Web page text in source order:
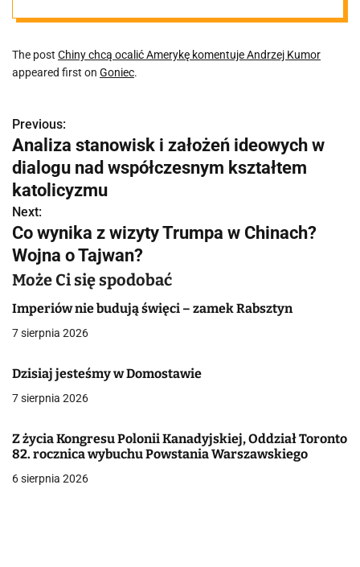
The post Chiny chcą ocalić Amerykę komentuje Andrzej Kumor
appeared first on Goniec.
N
a
w
i
g
a
c
j
a
w
p
i
Previous:
Analiza stanowisk i założeń ideowych w
dialogu nad współczesnym kształtem
katolicyzmu
Next:
Co wynika z wizyty Trumpa w Chinach?
Wojna o Tajwan?
Może Ci się spodobać
Imperiów nie budują święci – zamek Rabsztyn
7 sierpnia 2026
Dzisiaj jesteśmy w Domostawie
7 sierpnia 2026
Z życia Kongresu Polonii Kanadyjskiej, Oddział Toronto
82. rocznica wybuchu Powstania Warszawskiego
6 sierpnia 2026